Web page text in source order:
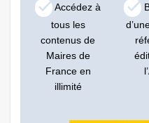
Accédez à
tous les
contenus de
Maires de
France en
illimité